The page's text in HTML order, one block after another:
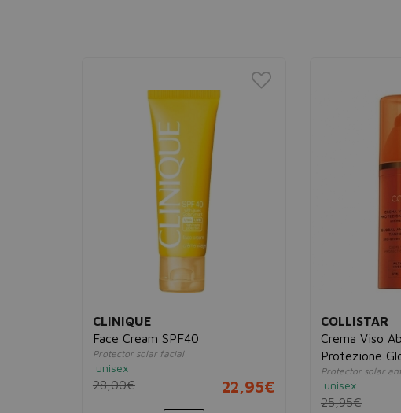
CLINIQUE
Face Cream SPF40
Protector solar facial
unisex
28,00€ 22,95€
COLLISTAR
Crema Viso
Protezione
SPF30
Protector solar
unisex
25,95€